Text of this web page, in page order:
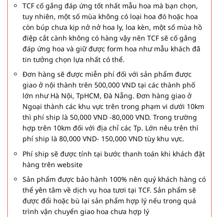
TCF cố gắng đáp ứng tốt nhất mẫu hoa mà bạn chọn,
tuy nhiên, một số mùa không có loại hoa đó hoặc hoa
còn búp chưa kịp nở nở hoa ly, loa kèn, một số mùa hồ
điệp cắt cành không có hàng vậy nên TCF sẽ cố gắng
đáp ứng hoa và giữ được form hoa như mẫu khách đã
tin tưởng chọn lựa nhất có thể.
Đơn hàng sẽ được miễn phí đối với sản phẩm được
giao ở nội thành trên 500,000 VND tại các thành phố
lớn như Hà Nội, TpHCM, Đà Nẵng. Đơn hàng giao ở
Ngoại thành các khu vực trên trong phạm vi dưới 10km
thì phí ship là 50,000 VND -80,000 VND. Trong trường
hợp trên 10km đối với địa chỉ các Tp. Lớn nêu trên thì
phí ship là 80,000 VND- 150,000 VND tùy khu vực.
Phí ship sẽ được tính tại bước thanh toán khi khách đặt
hàng trên website
Sản phẩm được bảo hành 100% nên quý khách hàng có
thể yên tâm về dịch vụ hoa tươi tại TCF. Sản phẩm sẽ
được đổi hoặc bù lại sản phẩm hợp lý nếu trong quá
trình vận chuyển giao hoa chưa hợp lý